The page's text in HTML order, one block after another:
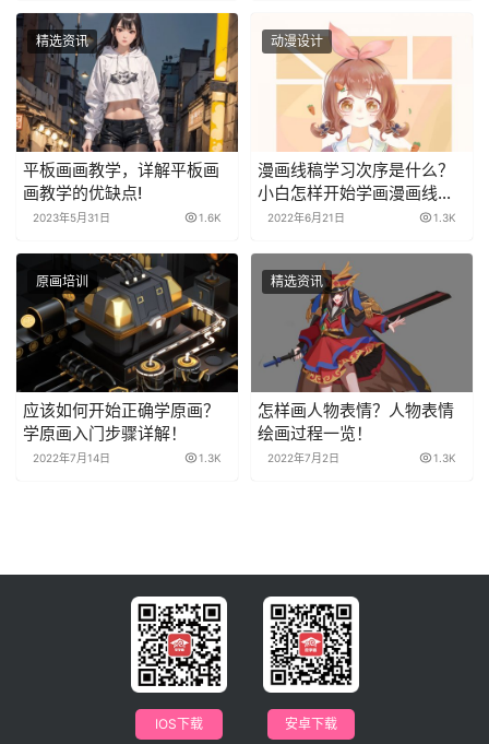
精选资讯
平板画画教学，详解平板画
画教学的优缺点!
2023年5月31日 1.6K
动漫设计
漫画线稿学习次序是什么？
小白怎样开始学画漫画线
稿？
2022年6月21日 1.3K
原画培训
应该如何开始正确学原画？
学原画入门步骤详解！
2022年7月14日 1.3K
精选资讯
怎样画人物表情？人物表情
绘画过程一览！
2022年7月2日 1.3K
IOS下载 安卓下载